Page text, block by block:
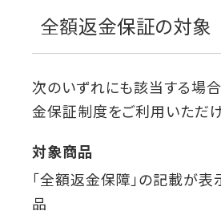
全額返金保証の対象
次のいずれにも該当する場
金保証制度をご利用いただけ
対象商品
「全額返金保障」の記載が表
品